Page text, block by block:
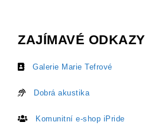
ZAJÍMAVÉ ODKAZY
Galerie Marie Tefrové
Dobrá akustika
Komunitní e-shop iPride